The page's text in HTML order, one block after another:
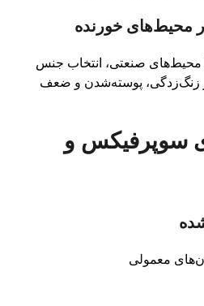
محیط‌های صنعتی، انتخاب جنس
زنگ‌زدگی، پوسته‌شدن و ضعف
سوپرفیکس و
معمولی